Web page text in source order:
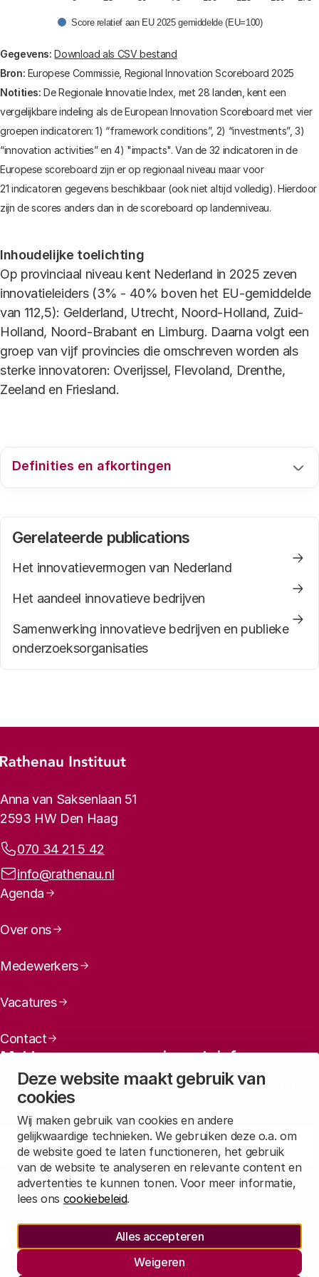
Deze website maakt gebruik van
cookies
Wij maken gebruik van cookies en andere
gelijkwaardige technieken. We gebruiken deze o.a. om
de website goed te laten functioneren, het gebruik
van de website te analyseren en relevante content en
advertenties te kunnen tonen. Voor meer informatie,
lees ons cookiebeleid.
Alles accepteren
Weigeren
Score relatief aan EU 2025 gemiddelde (EU=100)
End of interactive chart.
Gegevens: Download als CSV bestand
Bron: Europese Commissie, Regional Innovation Scoreboard 2025
Notities: De Regionale Innovatie Index, met 28 landen, kent een
vergelijkbare indeling als de European Innovation Scoreboard met vier
groepen indicatoren: 1) “framework conditions”, 2) “investments”, 3)
“innovation activities” en 4) "impacts". Van de 32 indicatoren in de
Europese scoreboard zijn er op regionaal niveau maar voor
21 indicatoren gegevens beschikbaar (ook niet altijd volledig). Hierdoor
zijn de scores anders dan in de scoreboard op landenniveau.
Inhoudelijke toelichting
Op provinciaal niveau kent Nederland in 2025 zeven
innovatieleiders (3% - 40% boven het EU-gemiddelde
van 112,5): Gelderland, Utrecht, Noord-Holland, Zuid-
Holland, Noord-Brabant en Limburg. Daarna volgt een
groep van vijf provincies die omschreven worden als
sterke innovatoren: Overijssel, Flevoland, Drenthe,
Zeeland en Friesland.
Definities en afkortingen
afkortingen verwijzen we graag naar de
webpagina
Gerelateerde publications
Het innovatievermogen van Nederland
Het aandeel innovatieve bedrijven
Samenwerking innovatieve bedrijven en publieke
onderzoeksorganisaties
Footer-menu
Rathenau logo, naar de homepage
Contactinformatie
Anna van Saksenlaan 51
2593 HW Den Haag
Telefoonnummer:
070 34 21 5 42
E-mailadres:
info@rathenau.nl
Paginanavigatie
Agenda
Over ons
Medewerkers
Vacatures
Contact
Meld u aan voor onze nieuwsbrief
Maandelijks een overzicht ontvangen van ons laatste
nieuws? Laat dan uw mailadres achter.
Aanmelden
Lees inonze privacyverklaringhoe wij deze gegevens verwerken.
Sociale media
Rathenau Mastodon
Rathenau LinkedIn
Rathenau Instagram